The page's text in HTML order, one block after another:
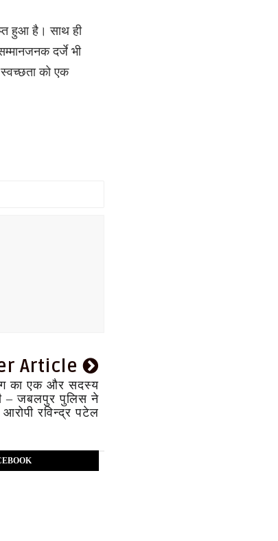
हुआ है। साथ ही
दर्जे भी
को एक
Article
का एक और सदस्य
– जबलपुर पुलिस ने
रविन्द्र पटेल